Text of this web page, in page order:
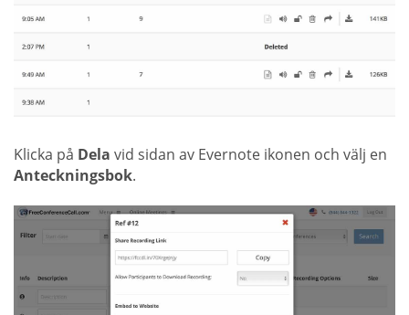
Klicka på Dela vid sidan av Evernote ikonen och välj en
Anteckningsbok.